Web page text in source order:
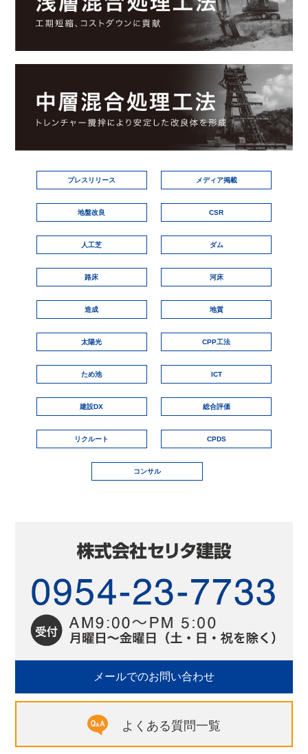
プレスリリース メディア掲載
地盤改良 CSR
人工芝 ダム
路床 河床
造成 地質
太陽光 CPP工法
ため池 ICT
建設DX 総合評価
リクルート CPDS
コンサル
メールでのお問い合わせ
よくある質問一覧